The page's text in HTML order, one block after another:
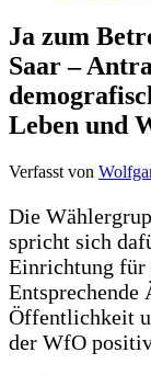
Ja zum
Saar –
Leben und
Verfasst von
Die
spricht sich
Einrichtung für
Entsprechende
Öffentlichkeit
der WfO